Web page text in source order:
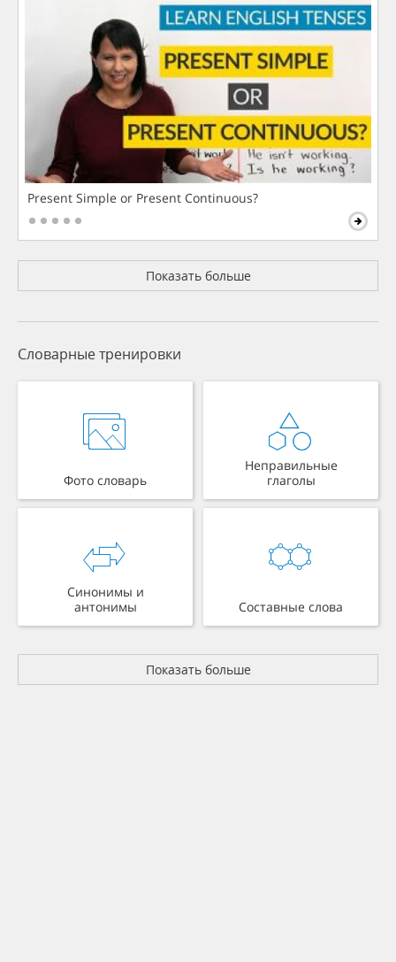
Present Simple or Present Continuous?
Показать больше
Словарные тренировки
Фото словарь
Неправильные
глаголы
Синонимы и
антонимы
Составные слова
Показать больше